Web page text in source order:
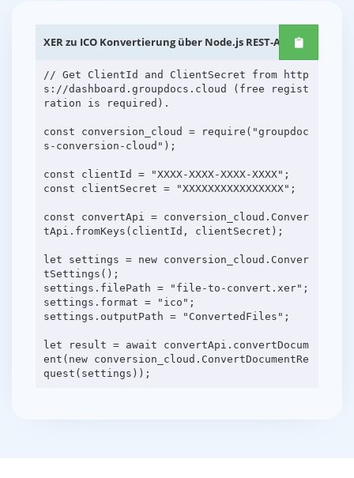
XER zu ICO Konvertierung über Node.js REST-APIs
// Get ClientId and ClientSecret from http
s://dashboard.groupdocs.cloud (free regist
ration is required).
const conversion_cloud = require("groupdoc
s-conversion-cloud");
const clientId = "XXXX-XXXX-XXXX-XXXX";
const clientSecret = "XXXXXXXXXXXXXXXX";
const convertApi = conversion_cloud.Conver
tApi.fromKeys(clientId, clientSecret);
let settings = new conversion_cloud.Conver
tSettings();
settings.filePath = "file-to-convert.xer";
settings.format = "ico";
settings.outputPath = "ConvertedFiles";
let result = await convertApi.convertDocum
ent(new conversion_cloud.ConvertDocumentRe